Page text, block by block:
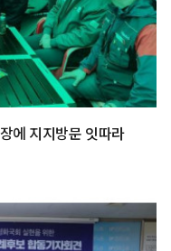
에 지지방문 잇따라